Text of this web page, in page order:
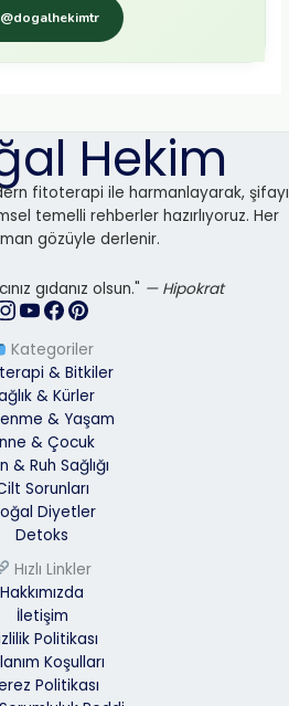
@dogalhekimtr
Hekim
fitoterapi ile harmanlayarak, şifayı
temelli rehberler hazırlıyoruz. Her
gözüyle derlenir.
gıdanız olsun." — Hipokrat
Kategoriler
& Bitkiler
& Kürler
& Yaşam
& Çocuk
& Ruh Sağlığı
Sorunları
Diyetler
Detoks
Hızlı Linkler
Hakkımızda
İletişim
Politikası
Koşulları
Politikası